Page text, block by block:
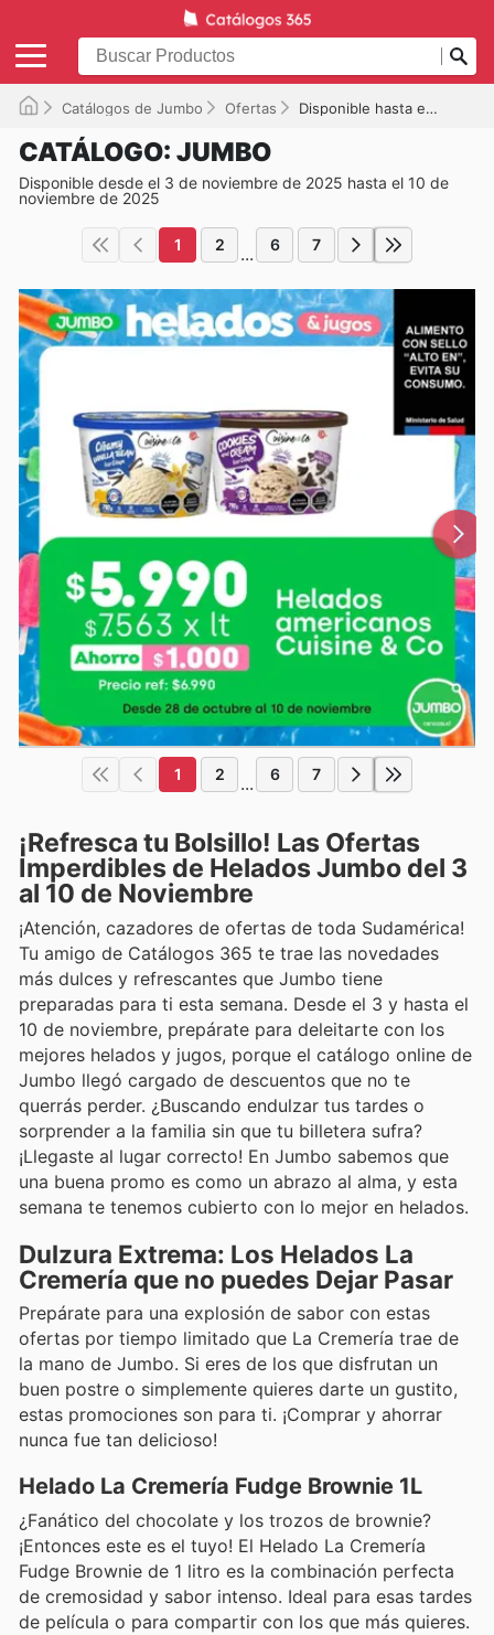
Catálogos de Jumbo Ofertas Disponible hasta el 10-11-2025
CATÁLOGO: JUMBO
Disponible desde el 3 de noviembre de 2025 hasta el 10 de
noviembre de 2025
1 2 ... 6 7
1 2 ... 6 7
¡Refresca tu Bolsillo! Las Ofertas
Imperdibles de Helados Jumbo del 3
al 10 de Noviembre
¡Atención, cazadores de ofertas de toda Sudamérica!
Tu amigo de Catálogos 365 te trae las novedades
más dulces y refrescantes que Jumbo tiene
preparadas para ti esta semana. Desde el 3 y hasta el
10 de noviembre, prepárate para deleitarte con los
mejores helados y jugos, porque el catálogo online de
Jumbo llegó cargado de descuentos que no te
querrás perder. ¿Buscando endulzar tus tardes o
sorprender a la familia sin que tu billetera sufra?
¡Llegaste al lugar correcto! En Jumbo sabemos que
una buena promo es como un abrazo al alma, y esta
semana te tenemos cubierto con lo mejor en helados.
Dulzura Extrema: Los Helados La
Cremería que no puedes Dejar Pasar
Prepárate para una explosión de sabor con estas
ofertas por tiempo limitado que La Cremería trae de
la mano de Jumbo. Si eres de los que disfrutan un
buen postre o simplemente quieres darte un gustito,
estas promociones son para ti. ¡Comprar y ahorrar
nunca fue tan delicioso!
Helado La Cremería Fudge Brownie 1L
¿Fanático del chocolate y los trozos de brownie?
¡Entonces este es el tuyo! El Helado La Cremería
Fudge Brownie de 1 litro es la combinación perfecta
de cremosidad y sabor intenso. Ideal para esas tardes
de película o para compartir con los que más quieres.